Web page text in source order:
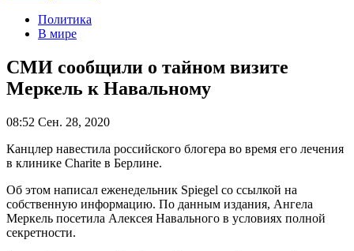
Политика
В мире
СМИ сообщили о тайном визите
Меркель к Навальному
08:52 Сен. 28, 2020
Канцлер навестила российского блогера во время его лечения
в клинике Charite в Берлине.
Об этом написал еженедельник Spiegel со ссылкой на
собственную информацию. По данным издания, Ангела
Меркель посетила Алексея Навального в условиях полной
секретности.